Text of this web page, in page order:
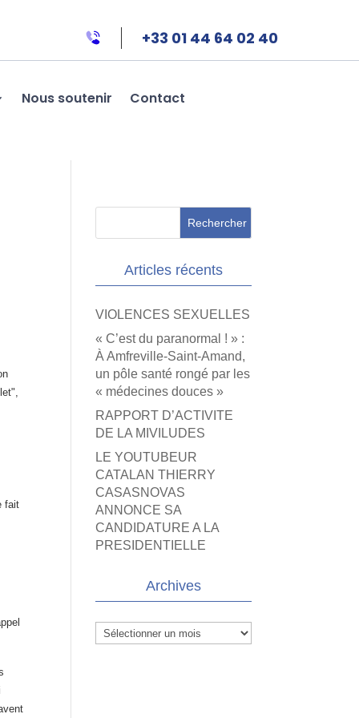
+33 01 44 64 02 40
Nous soutenir Contact
fait
Articles récents
VIOLENCES SEXUELLES
« C’est du paranormal ! » :
À Amfreville-Saint-Amand,
un pôle santé rongé par les
« médecines douces »
RAPPORT D’ACTIVITE
DE LA MIVILUDES
LE YOUTUBEUR
CATALAN THIERRY
CASASNOVAS
ANNONCE SA
CANDIDATURE A LA
PRESIDENTIELLE
Archives
Archives